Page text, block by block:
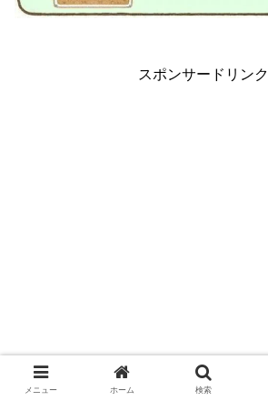
スポンサードリンク
メニュー ホーム 検索